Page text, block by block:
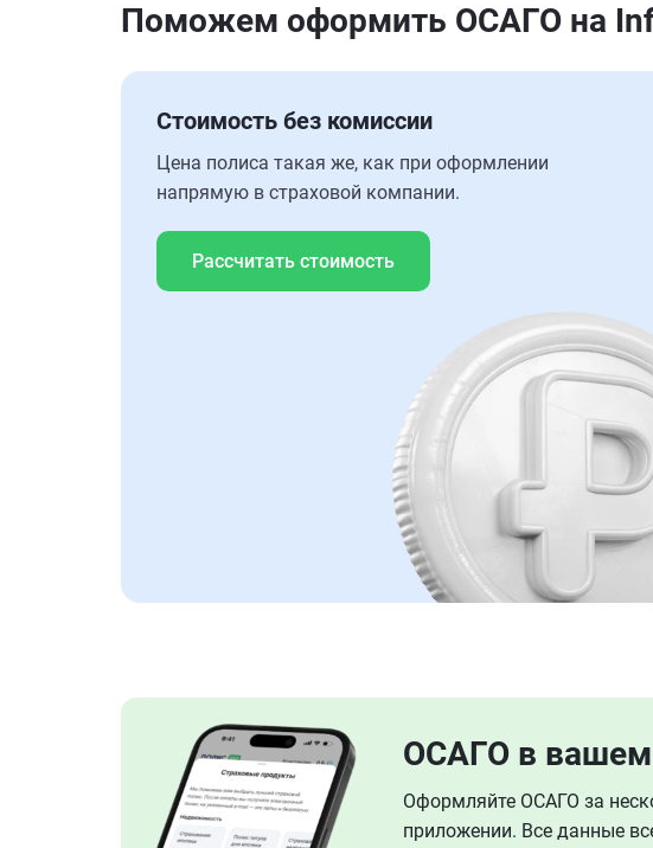
Поможем оформить ОСАГО на
Стоимость без комиссии
Цена полиса такая же, как при оформлении
напрямую в страховой компании.
Рассчитать стоимость
ОСАГО в вашем
Оформляйте ОСАГО за
приложении. Все данные